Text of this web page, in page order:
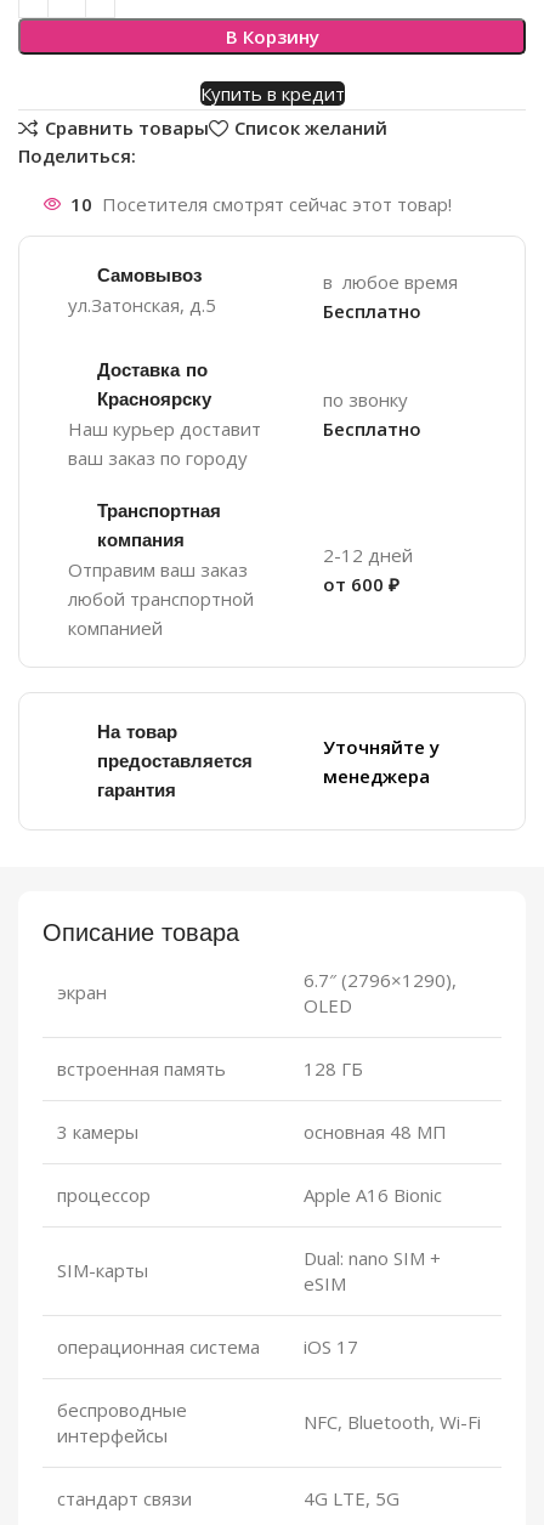
В Корзину
Купить в кредит
Сравнить товары
Список желаний
Поделиться:
10 Посетителя смотрят сейчас этот товар!
Самовывоз
ул.Затонская, д.5
в любое время
Бесплатно
Доставка по
Красноярску
Наш курьер доставит
ваш заказ по городу
по звонку
Бесплатно
Транспортная
компания
Отправим ваш заказ
любой транспортной
компанией
2-12 дней
от 600 ₽
На товар
предоставляется
гарантия
Уточняйте у
менеджера
Описание товара
экран
6.7″ (2796×1290),
OLED
встроенная память 128 ГБ
3 камеры основная 48 МП
процессор Apple A16 Bionic
SIM-карты
Dual: nano SIM +
eSIM
операционная система iOS 17
беспроводные
интерфейсы
NFC, Bluetooth, Wi-Fi
стандарт связи 4G LTE, 5G